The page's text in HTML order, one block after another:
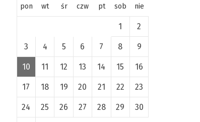
pon wt śr czw pt sob nie
1 2
3 4 5 6 7 8 9
10 11 12 13 14 15 16
17 18 19 20 21 22 23
24 25 26 27 28 29 30